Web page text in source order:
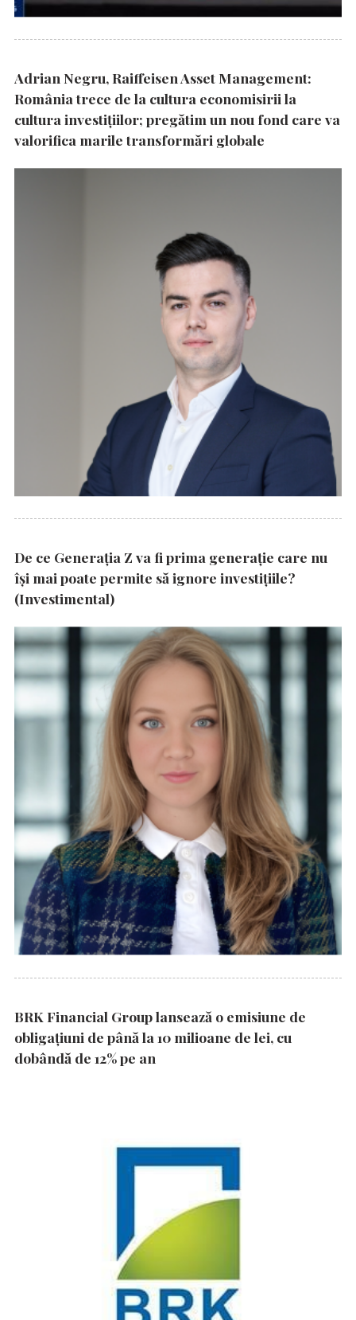
Adrian Negru, Raiffeisen Asset Management:
România trece de la cultura economisirii la
cultura investițiilor; pregătim un nou fond care va
valorifica marile transformări globale
De ce Generația Z va fi prima generație care nu
își mai poate permite să ignore investițiile?
(Investimental)
BRK Financial Group lansează o emisiune de
obligațiuni de până la 10 milioane de lei, cu
dobândă de 12% pe an